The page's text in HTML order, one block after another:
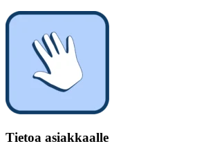
Tietoa asiakkaalle